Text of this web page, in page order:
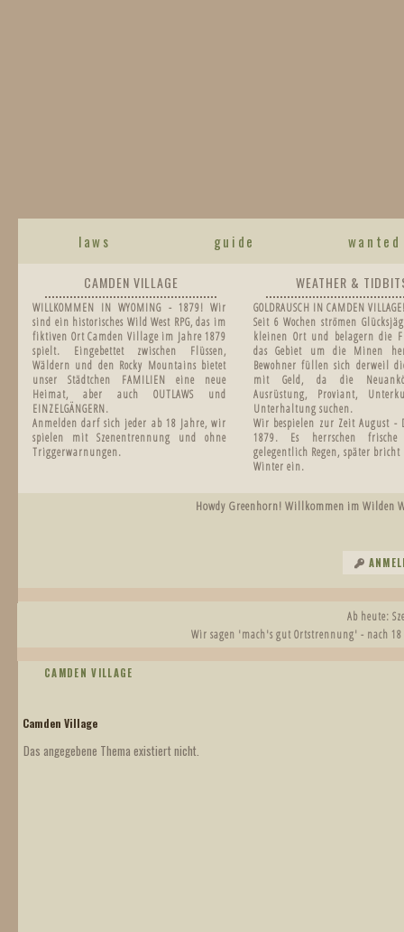
laws guide wanted
CAMDEN VILLAGE
WILLKOMMEN IN WYOMING - 1879! Wir
sind ein historisches Wild West RPG, das im
fiktiven Ort Camden Village im Jahre 1879
spielt. Eingebettet zwischen Flüssen,
Wäldern und den Rocky Mountains bietet
unser Städtchen FAMILIEN eine neue
Heimat, aber auch OUTLAWS und
EINZELGÄNGERN.
Anmelden darf sich jeder ab 18 Jahre, wir
spielen mit Szenentrennung und ohne
Triggerwarnungen.
WEATHER &
GOLDRAUSCH IN CAMDEN
Seit 6 Wochen strömen
kleinen Ort und belagern die
das Gebiet um die Minen
Bewohner füllen sich derweil
mit Geld, da die
Ausrüstung, Proviant,
Unterhaltung suchen.
Wir bespielen zur Zeit August -
1879. Es herrschen
gelegentlich Regen, später
Winter ein.
Howdy Greenhorn! Willkommen im Wilden
Ab heute:
Wir sagen 'mach's gut Ortstrennung' - nach
CAMDEN VILLAGE
Camden Village
Das angegebene Thema existiert nicht.